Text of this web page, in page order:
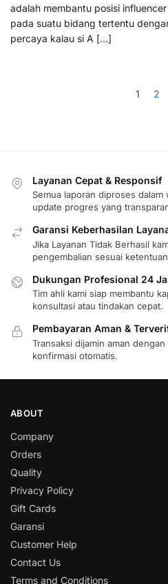
adalah membantu posisi
pada suatu bidang tertentu
percaya kalau si A […]
1 2
Layanan Cepat & Responsif
Semua laporan diproses
update progres yang
Garansi Keberhasilan
Jika Layanan Tidak Berhasil
pengembalian sesuai
Dukungan Profesional 24
Tim ahli kami siap membantu
konsultasi atau tindakan cepat.
Pembayaran Aman &
Transaksi dijamin aman
konfirmasi otomatis.
ABOUT
Company
Orders
Quality
Privacy Policy
Gift Cards
Garansi
Customer Help
Contact Us
Terms and Conditions